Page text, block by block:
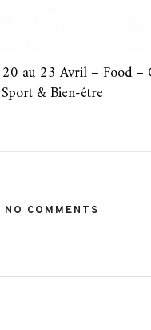
au 23 Avril – Food –
Sport & Bien-être
NO COMMENTS